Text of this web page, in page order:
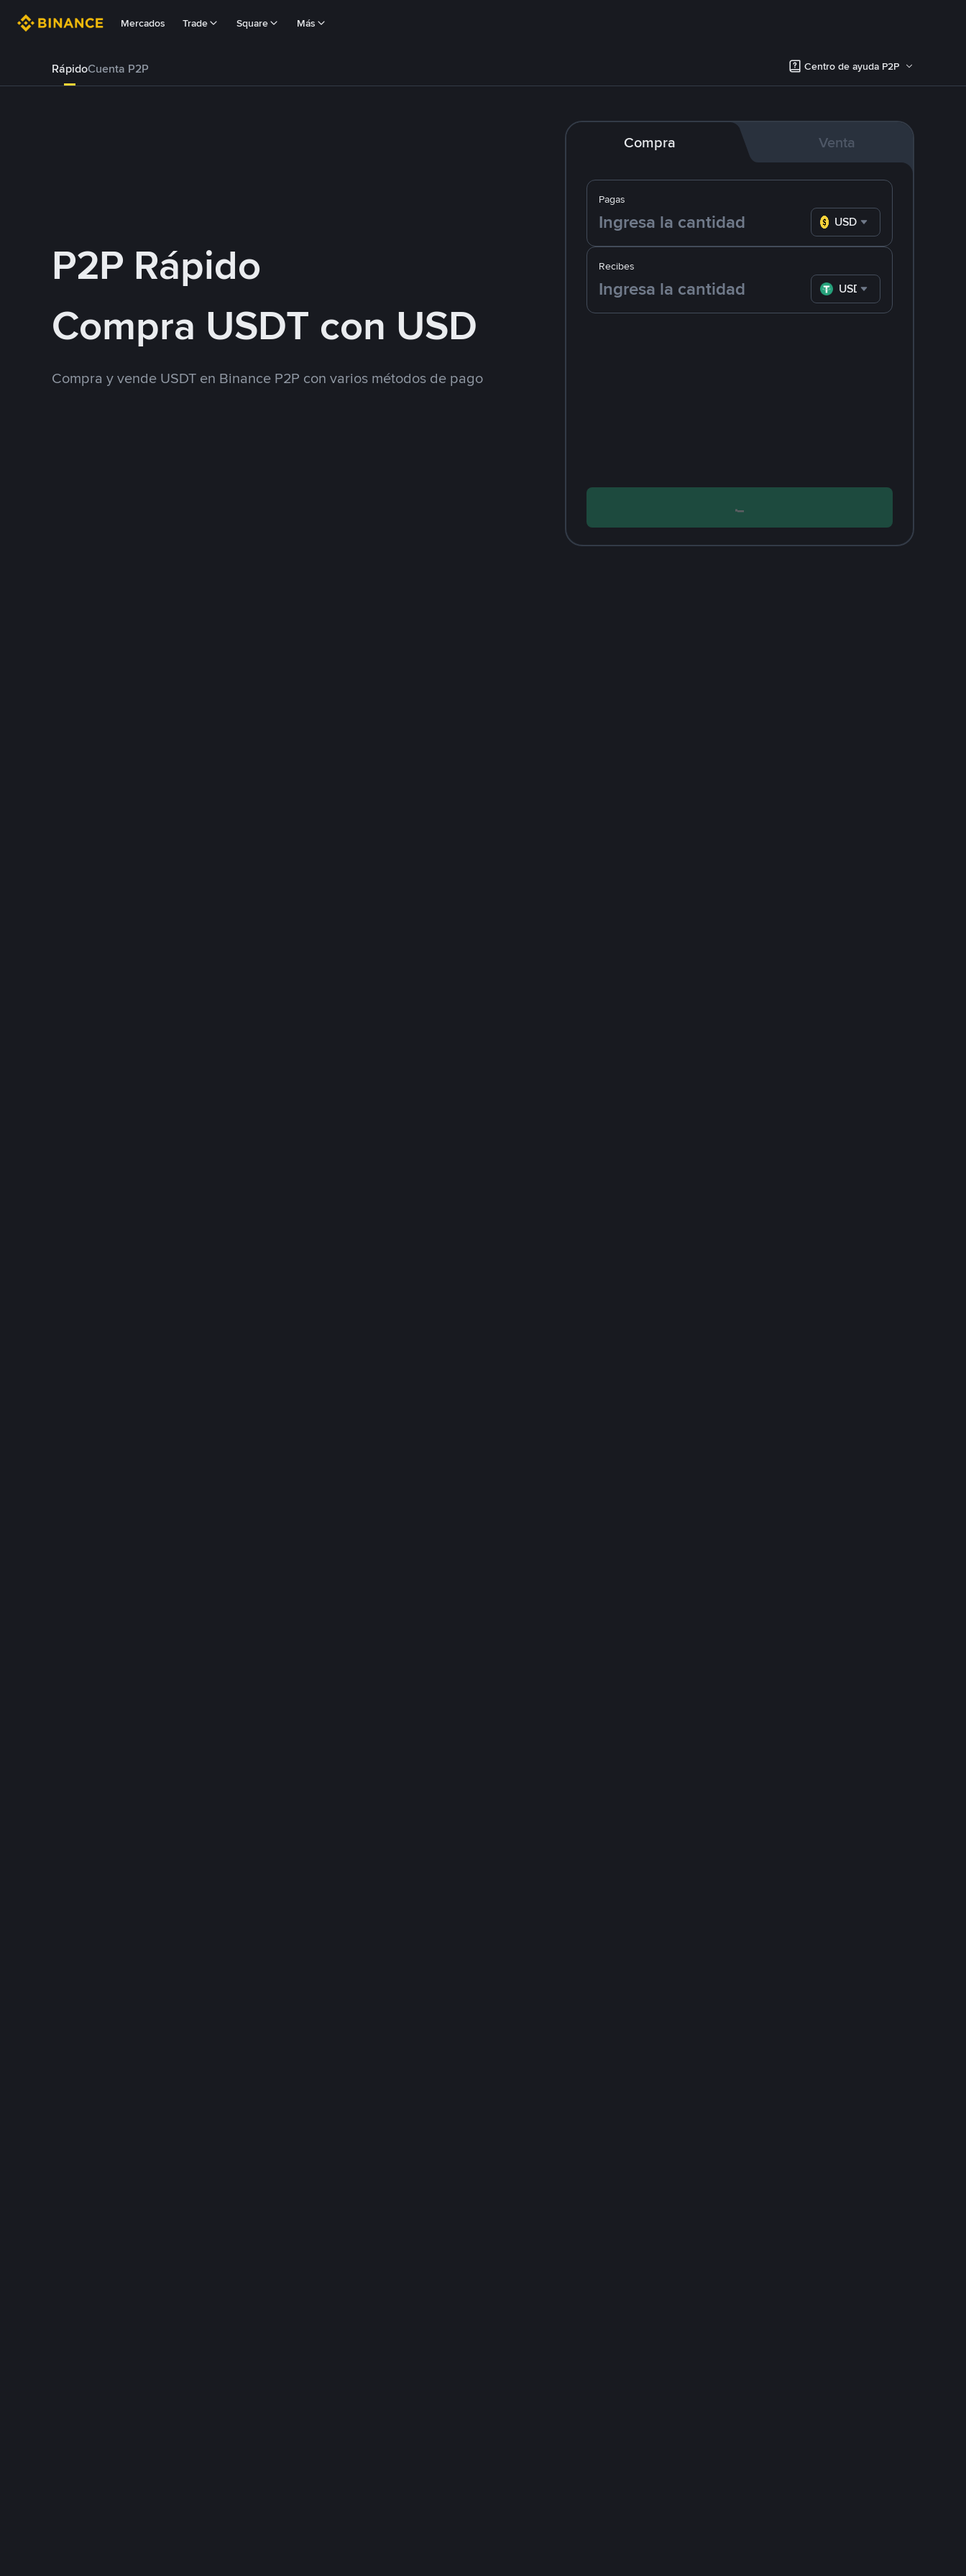
Mercados Trade Square Más
RápidoCuenta P2P Centro de ayuda P2P
P2P Rápido
Compra USDT con USD
Compra y vende USDT en Binance P2P con varios métodos de pago
Compra Venta
Pagas
USD
Recibes
USDT